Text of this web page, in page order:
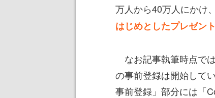
万人から40万人にかけ
はじめとしたプレゼント
なお記事執筆時点で
の事前登録は開始して
事前登録」部分には「